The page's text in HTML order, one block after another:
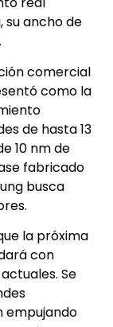
su ancho de
comercial
como la
de hasta 13
10 nm de
fabricado
busca
la próxima
con
Se
empujando